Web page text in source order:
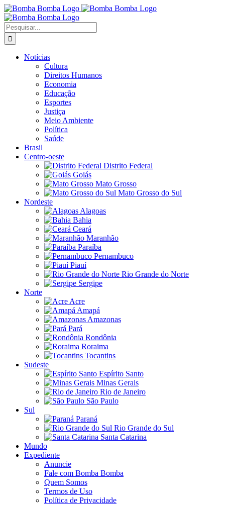
Ir
para
o
conteúdo
Buscar
resultados
para:
Notícias
Cultura
Direitos Humanos
Economia
Educação
Esportes
Justiça
Meio Ambiente
Política
Saúde
Brasil
Centro-oeste
Distrito Federal
Goiás
Mato Grosso
Mato Grosso do Sul
Nordeste
Alagoas
Bahia
Ceará
Maranhão
Paraíba
Pernambuco
Piauí
Rio Grande do Norte
Sergipe
Norte
Acre
Amapá
Amazonas
Pará
Rondônia
Roraima
Tocantins
Sudeste
Espírito Santo
Minas Gerais
Rio de Janeiro
São Paulo
Sul
Paraná
Rio Grande do Sul
Santa Catarina
Mundo
Expediente
Anuncie
Fale com Bomba Bomba
Quem Somos
Termos de Uso
Política de Privacidade